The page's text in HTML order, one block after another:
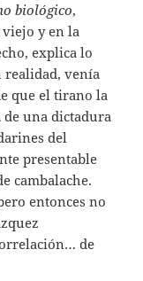
biológico,
y en la
explica lo
realidad, venía
que el tirano la
una dictadura
del
presentable
cambalache.
entonces no
de